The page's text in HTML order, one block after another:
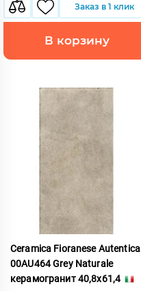
Заказ в 1 клик
В корзину
Ceramica Fioranese Autentica
00AU464 Grey Naturale
керамогранит 40,8x61,4